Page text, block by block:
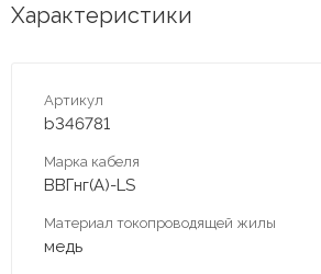
Характеристики
Артикул
b346781
Марка кабеля
ВВГнг(А)-LS
Материал токопроводящей жилы
медь